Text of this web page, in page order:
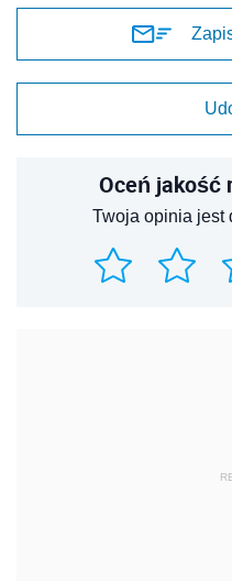
Oceń jakość
Twoja opinia jest